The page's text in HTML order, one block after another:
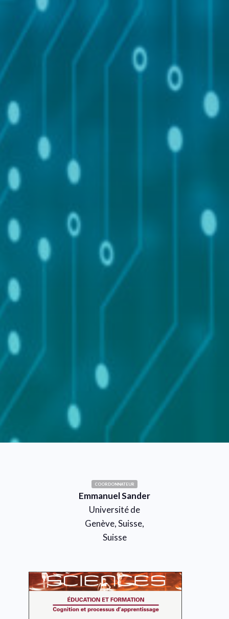
COORDONNATEUR
Emmanuel Sander
Université de
Genève, Suisse,
Suisse